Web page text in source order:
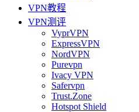
VPN教程
VPN测评
VyprVPN
ExpressVPN
NordVPN
Purevpn
Ivacy VPN
Safervpn
Trust.Zone
Hotspot Shield